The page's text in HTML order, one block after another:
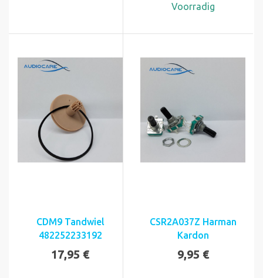
Voorradig
CDM9 Tandwiel
482252233192
17,95 €
CSR2A037Z Harman
Kardon
9,95 €